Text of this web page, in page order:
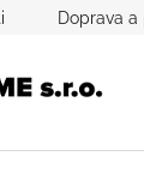
Doprava